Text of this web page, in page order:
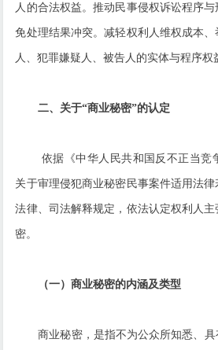
人的合法权益。推动民事侵权诉讼程序
免处理结果冲突。减轻权利人维权成本
人、犯罪嫌疑人、被告人的实体与程序权
二、关于“商业秘密”的认定
依据《中华人民共和国反不正当竞
关于审理侵犯商业秘密民事案件适用法
法律、司法解释规定，依法认定权利人
密。
（一）商业秘密的内涵及类型
商业秘密，是指不为公众所知悉、